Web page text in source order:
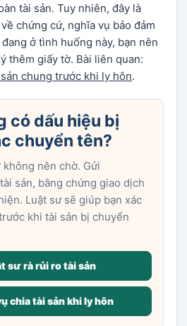
tài sản. Tuy nhiên, đây là
chứng cứ, nghĩa vụ bảo đảm
ở tình huống này, bạn nên
thêm giấy tờ. Bài liên quan:
chung trước khi ly hôn.
có dấu hiệu bị
chuyển tên?
nên chờ. Gửi
sản, bằng chứng giao dịch
Luật sư sẽ giúp bạn xác
khi tài sản bị chuyển
sư rà rủi ro tài sản
chia tài sản khi ly hôn